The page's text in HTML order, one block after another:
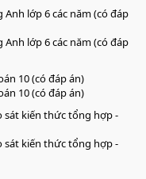
lớp 6 các năm (có đáp
lớp 6 các năm (có đáp
10 (có đáp án)
10 (có đáp án)
sát kiến thức tổng hợp -
sát kiến thức tổng hợp -